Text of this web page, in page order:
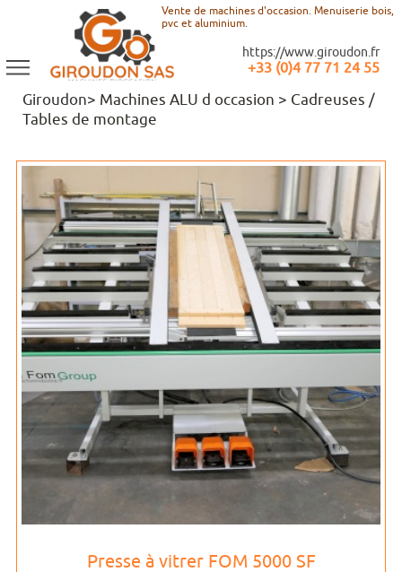
Vente de machines d'occasion. Menuiserie bois,
pvc et aluminium.
https://www.giroudon.fr
+33 (0)4 77 71 24 55
Giroudon> Machines ALU d occasion > Cadreuses /
Tables de montage
Presse à vitrer FOM 5000 SF